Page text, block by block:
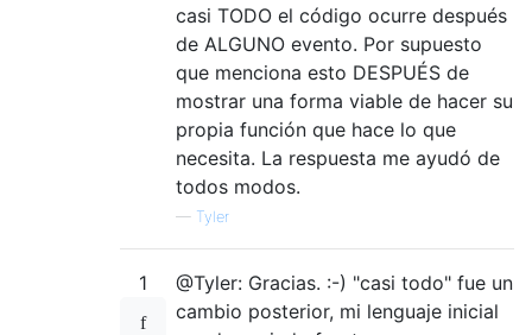
casi TODO el código ocurre después
de ALGUNO evento. Por supuesto
que menciona esto DESPUÉS de
mostrar una forma viable de hacer su
propia función que hace lo que
necesita. La respuesta me ayudó de
todos modos.
— Tyler
1
@Tyler: Gracias. :-) "casi todo" fue un
cambio posterior, mi lenguaje inicial